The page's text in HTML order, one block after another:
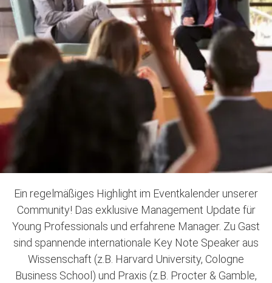
Ein regelmäßiges Highlight im Eventkalender unserer
Community! Das exklusive Management Update für
Young Professionals und erfahrene Manager. Zu Gast
sind spannende internationale Key Note Speaker aus
Wissenschaft (z.B. Harvard University, Cologne
Business School) und Praxis (z.B. Procter & Gamble,